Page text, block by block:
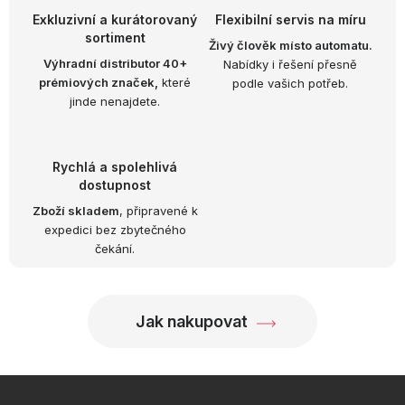
Exkluzivní a kurátorovaný
sortiment
Výhradní distributor 40+
prémiových značek, které
jinde nenajdete.
Flexibilní servis na míru
Živý člověk místo automatu.
Nabídky i řešení přesně
podle vašich potřeb.
Rychlá a spolehlivá
dostupnost
Zboží skladem, připravené k
expedici bez zbytečného
čekání.
Jak nakupovat